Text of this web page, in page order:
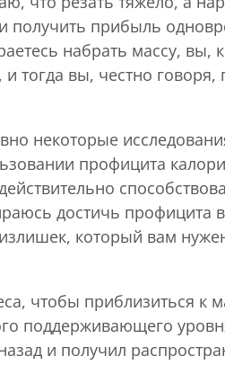
получить прибыль
набрать массу,
вы, честно
некоторые
профицита
достичь профицита
который вам
чтобы
поддерживающего
и получил